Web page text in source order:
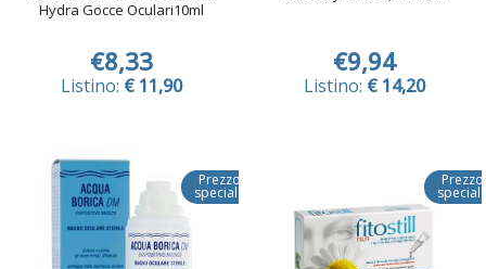
Hydra Gocce Oculari10ml
€8,33
Listino: € 11,90
€9,94
Listino: € 14,20
Prezzo
speciale
Prezzo